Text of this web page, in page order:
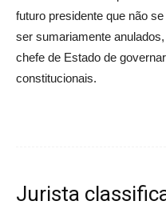
futuro presidente que não
ser sumariamente
chefe de Estado de
constitucionais.
Jurista